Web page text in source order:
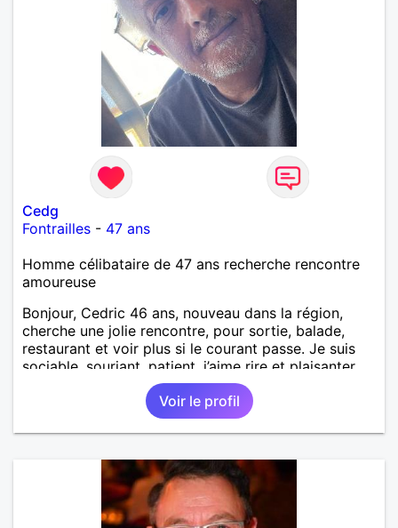
Cedg
Fontrailles - 47 ans
Homme célibataire de 47 ans recherche rencontre
amoureuse
Bonjour, Cedric 46 ans, nouveau dans la région,
cherche une jolie rencontre, pour sortie, balade,
restaurant et voir plus si le courant passe. Je suis
sociable, souriant, patient, j’aime rire et plaisanter..
Voir le profil